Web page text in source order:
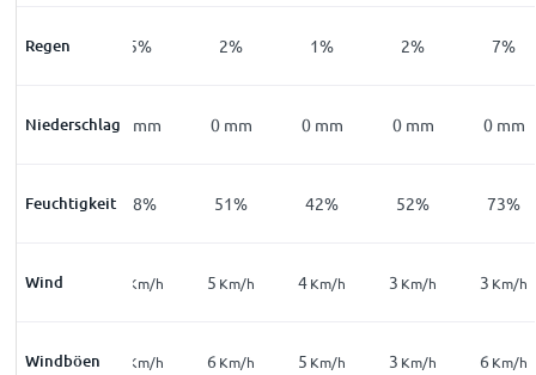
Regen
15% 5% 2% 1% 2% 7%
Niederschlag
0 mm 0 mm 0 mm 0 mm 0 mm 0 mm
Feuchtigkeit
89% 68% 51% 42% 52% 73%
Wind
3Km/h Km/h 5 Km/h 4Km/h 3 Km/h 3 Km/h
Windböen
5Km/h Km/h 6 Km/h 5 Km/h 3 Km/h 6 Km/h